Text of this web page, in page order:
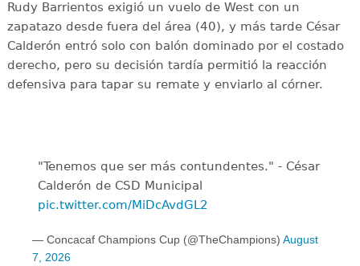
Rudy Barrientos exigió un vuelo de West con un
zapatazo desde fuera del área (40), y más tarde César
Calderón entró solo con balón dominado por el costado
derecho, pero su decisión tardía permitió la reacción
defensiva para tapar su remate y enviarlo al córner.
"Tenemos que ser más contundentes." - César
Calderón de CSD Municipal ️
pic.twitter.com/MiDcAvdGL2
— Concacaf Champions Cup (@TheChampions) August
7, 2026